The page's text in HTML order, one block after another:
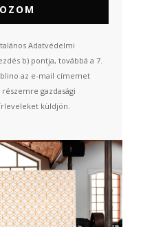
Adatvédelmi
b) pontja, továbbá a 7.
az e-mail címemet
gazdasági
küldjön.